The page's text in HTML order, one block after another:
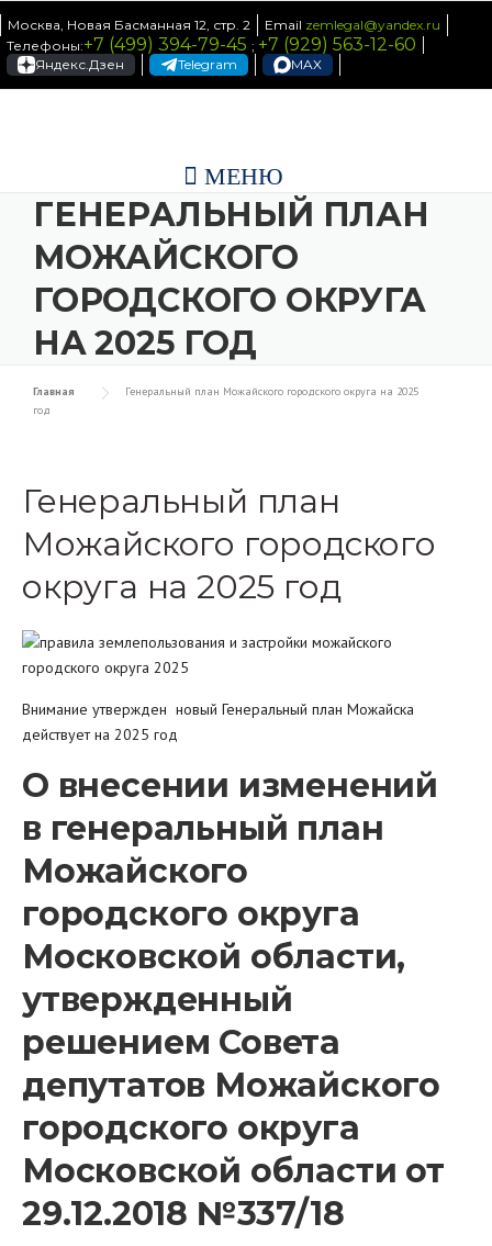
Skip to content
Москва, Новая Басманная 12, стр. 2 Email zemlegal@yandex.ru
Телефоны:+7 (499) 394-79-45 ; +7 (929) 563-12-60
Яндекс.Дзен Telegram MAX
МЕНЮ
ГЕНЕРАЛЬНЫЙ ПЛАН
МОЖАЙСКОГО
ГОРОДСКОГО ОКРУГА
НА 2025 ГОД
Главная
Генеральный план Можайского городского округа на 2025
год
Генеральный план
Можайского городского
округа на 2025 год
Внимание утвержден новый Генеральный план Можайска
действует на 2025 год
О внесении изменений
в генеральный план
Можайского
городского округа
Московской области,
утвержденный
решением Совета
депутатов Можайского
городского округа
Московской области от
29.12.2018 №337/18